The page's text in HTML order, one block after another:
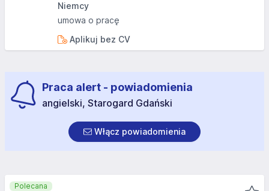
Niemcy
umowa o pracę
Aplikuj bez CV
Praca alert - powiadomienia
angielski, Starogard Gdański
Włącz powiadomienia
Polecana